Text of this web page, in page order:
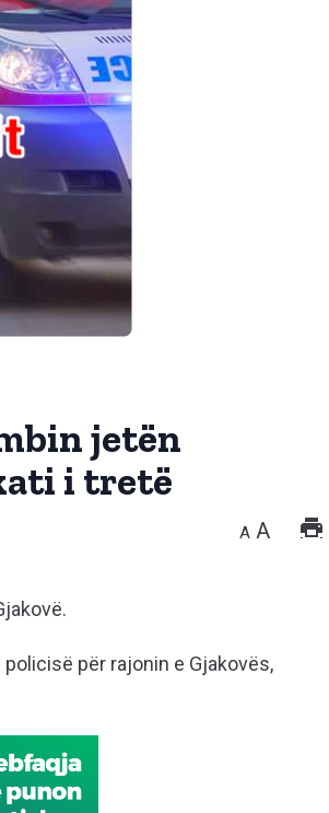
jetën
i tretë
A A
për rajonin e Gjakovës,